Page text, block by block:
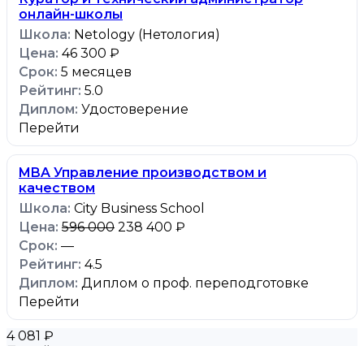
онлайн-школы
Netology (Нетология)
46 300 ₽
5 месяцев
5.0
Удостоверение
Перейти
MBA Управление производством и
качеством
City Business School
596 000 238 400 ₽
—
4.5
Диплом о проф. переподготовке
Перейти
4 081 ₽